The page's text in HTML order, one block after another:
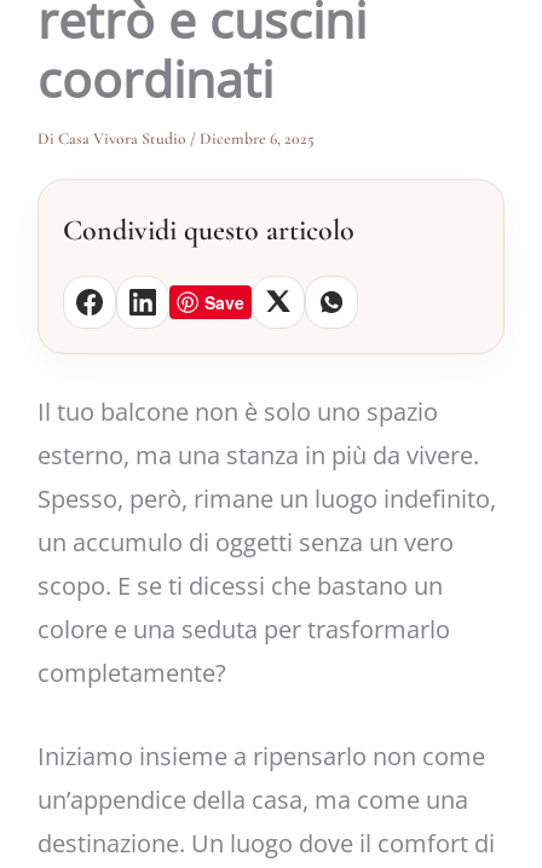
retrò e cuscini
coordinati
Di Casa Vivora Studio/ Dicembre 6, 2025
Condividi questo articolo
Save
Il tuo balcone non è solo uno spazio
esterno, ma una stanza in più da vivere.
Spesso, però, rimane un luogo indefinito,
un accumulo di oggetti senza un vero
scopo. E se ti dicessi che bastano un
colore e una seduta per trasformarlo
completamente?
Iniziamo insieme a ripensarlo non come
un’appendice della casa, ma come una
destinazione. Un luogo dove il comfort di